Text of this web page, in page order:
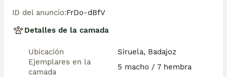
	•	Contrato de venta y asesoramiento
continuo
personas deportistas o amantes del campo. También
destacan por su lealtad y convivencia en familia.
ID del anuncio:FrDo-dBfV
Detalles de la camada
Ubicación
Siruela, Badajoz
Ejemplares en la
camada
5 macho / 7 hembra